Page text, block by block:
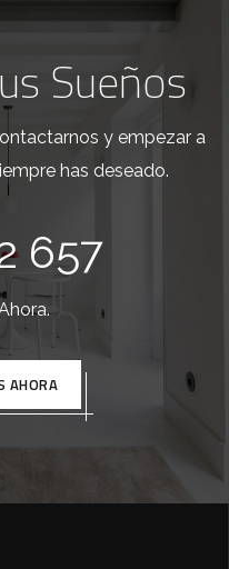
Sueños
y empezar a
has deseado.
657
AHORA